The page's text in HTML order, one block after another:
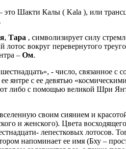
это Шакти Калы ( Kala ), или
.
, Тара , символизирует силу
вокруг перевернутого
– Ом.
- число,
янтре с ее девятью
либо с помощью великой Шри
вселенную своим сиянием и
и женского). Цвета
лепестковых лотосов.
напоминает ее имя (Бху –